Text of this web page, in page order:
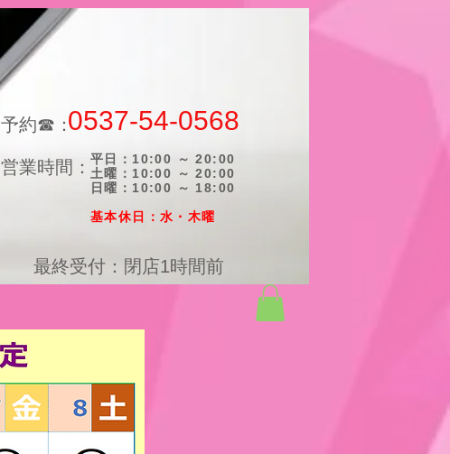
​予約☎：0537-54-0568
平日：10:00 ～ 20:00
土曜：10:00 ～ 20:00
日曜：10:00 ～ 18:00
​基本休日：水・木曜
営業時間：
最終受付：閉店1時間前